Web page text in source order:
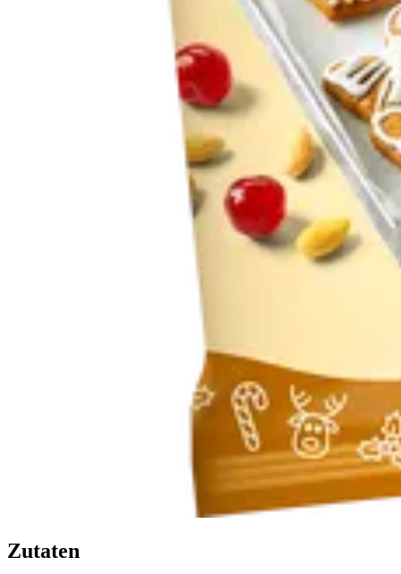
Zutaten